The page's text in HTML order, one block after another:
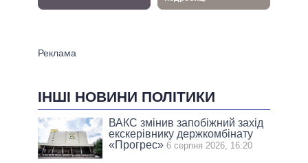
ІНШІ НОВИНИ ПОЛІТИКИ
ВАКС змінив запобіжний захід
екскерівнику держкомбінату
«Прогрес» 6 серпня 2026, 16:20